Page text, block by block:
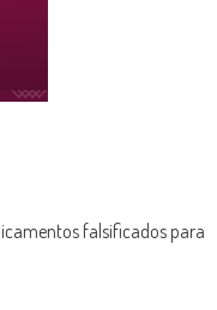
falsificados para